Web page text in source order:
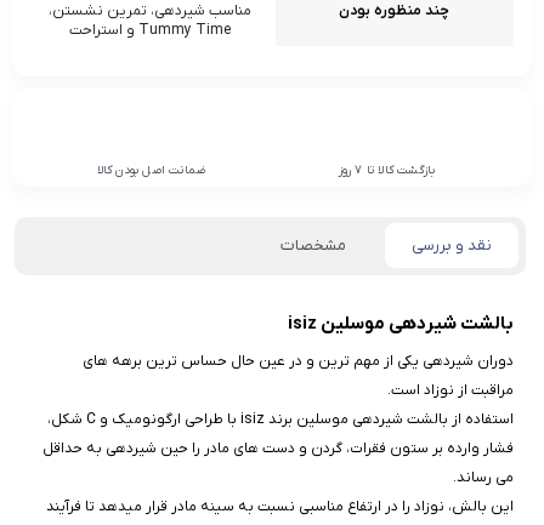
چند منظوره بودن
مناسب شیردهی، تمرین نشستن،
Tummy Time و استراحت
بازگشت کالا تا 7 روز ضمانت اصل بودن کالا
نقد و بررسی مشخصات
بالشت شیردهی موسلین isiz
دوران شیردهی یکی از مهم‌ ترین و در عین حال حساس‌ ترین برهه‌ های
مراقبت از نوزاد است.
استفاده از بالشت شیردهی موسلین برند isiz با طراحی ارگونومیک و C شکل،
فشار وارده بر ستون فقرات، گردن و دست‌ های مادر را حین شیردهی به حداقل
می‌ رساند.
این بالش، نوزاد را در ارتفاع مناسبی نسبت به سینه مادر قرار میدهد تا فرآیند